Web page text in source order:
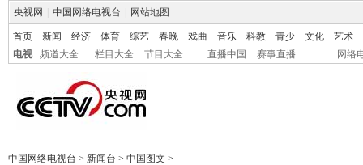
央视网 中国网络电视台 网站地图
首页 新闻 经济 体育 综艺 春晚 戏曲 音乐 科教 青少 文化
艺术
电视
频道大全 栏目大全 节目大全 直播中国 赛事直播 网络
中国网络电视台 > 新闻台 > 中国图文 >